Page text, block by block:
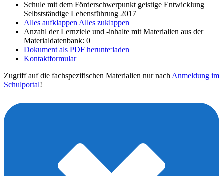
Schule mit dem Förderschwerpunkt geistige Entwicklung
Selbstständige Lebensführung 2017
Alles aufklappen Alles zuklappen
Anzahl der Lernziele und -inhalte mit Materialien aus der
Materialdatenbank: 0
Dokument als PDF herunterladen
Kontaktformular
Zugriff auf die fachspezifischen Materialien nur nach Anmeldung im
Schulportal!